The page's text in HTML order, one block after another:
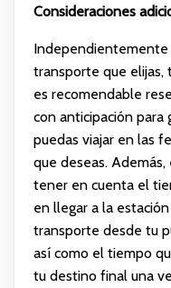
Consideraciones
Independientemente
transporte que elijas,
es recomendable
con anticipación para
puedas viajar en las
que deseas.
tener en cuenta el
en llegar a la
transporte desde tu
así como el tiempo
tu destino final una